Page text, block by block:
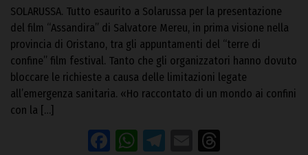
SOLARUSSA. Tutto esaurito a Solarussa per la presentazione
del film “Assandira” di Salvatore Mereu, in prima visione nella
provincia di Oristano, tra gli appuntamenti del “terre di
confine” film festival. Tanto che gli organizzatori hanno dovuto
bloccare le richieste a causa delle limitazioni legate
all’emergenza sanitaria. «Ho raccontato di un mondo ai confini
con la […]
Facebook
WhatsApp
Telegram
Email